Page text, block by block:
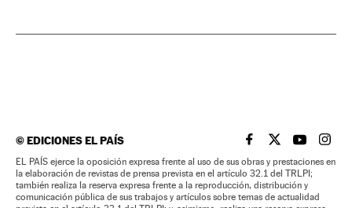
©EDICIONES EL PAÍS EL PAÍS BRASIL EN
EL PAÍSEL PAÍS
EL
EL PAÍS ejerce la oposición expresa frente al uso de sus obras y prestaciones en
la elaboración de revistas de prensa prevista en el artículo 32.1 del TRLPI;
también realiza la reserva expresa frente a la reproducción, distribución y
comunicación pública de sus trabajos y artículos sobre temas de actualidad